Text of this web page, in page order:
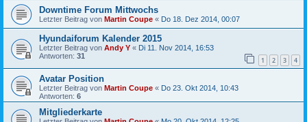
Downtime Forum Mittwochs
Letzter Beitrag von Martin Coupe « Do 18. Dez 2014, 00:07
Hyundaiforum Kalender 2015
Letzter Beitrag von Andy Y « Di 11. Nov 2014, 16:53
Antworten: 31 1 2 3 4
Avatar Position
Letzter Beitrag von Martin Coupe « Do 23. Okt 2014, 10:43
Antworten: 6
Mitgliederkarte